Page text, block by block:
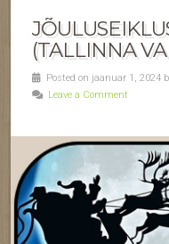
(TALLINNA
Posted on jaanuar 1, 2024
Leave a Comment